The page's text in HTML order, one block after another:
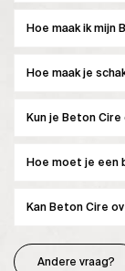
Hoe maak ik mijn
Hoe maak je
Kun je Beton
Hoe moet je een
Kan Beton Cire
Andere vraag?